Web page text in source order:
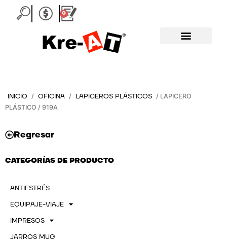
0
Carrito
INICIO / OFICINA / LAPICEROS PLÁSTICOS / LAPICERO
PLÁSTICO / 919A
Regresar
CATEGORÍAS DE PRODUCTO
ANTIESTRÉS
EQUIPAJE-VIAJE
IMPRESOS
JARROS MUG